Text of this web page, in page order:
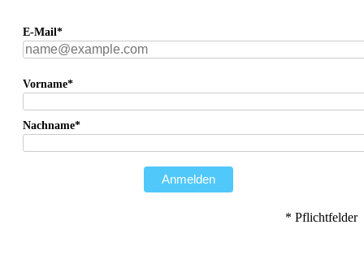
E-Mail*
Vorname*
Nachname*
Anmelden
* Pflichtfelder